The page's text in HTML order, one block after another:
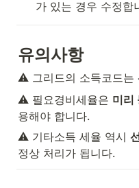
가 있는 경우 수정합
유의사항
⚠️ 그리드의 소득코드는
⚠️ 필요경비세율은 미리
용해야 합니다.
⚠️ 기타소득 세율 역시
정상 처리가 됩니다.